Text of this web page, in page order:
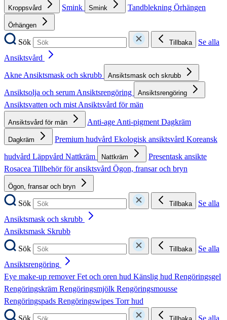
Kroppsvård Smink Smink Tandblekning Örhängen
Örhängen
Sök Tillbaka
Se alla
Ansiktsvård
AkneAnsiktsmask och skrubb Ansiktsmask och skrubb
Ansiktsolja och serumAnsiktsrengöring Ansiktsrengöring
Ansiktsvatten och mistAnsiktsvård för män
Ansiktsvård för män Anti-ageAnti-pigmentDagkräm
Dagkräm Premium hudvård Ekologisk ansiktsvård Koreansk
hudvård Läppvård Nattkräm Nattkräm
Presentask ansikte
Rosacea Tillbehör för ansiktsvård Ögon, fransar och bryn
Ögon, fransar och bryn
Sök Tillbaka
Se alla
Ansiktsmask och skrubb
Ansiktsmask Skrubb
Sök
Tillbaka
Se alla
Ansiktsrengöring
Eye make-up removerFet och oren hud Känslig hud Rengöringsgel
Rengöringskräm Rengöringsmjölk Rengöringsmousse
Rengöringspads Rengöringswipes Torr hud